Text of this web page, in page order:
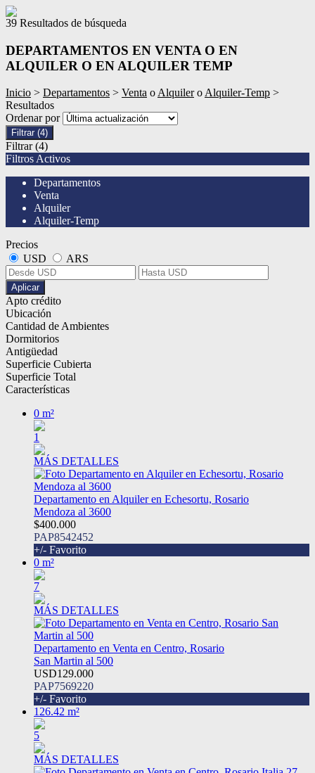
39 Resultados de búsqueda
DEPARTAMENTOS EN VENTA O EN
ALQUILER O EN ALQUILER TEMP
Inicio > Departamentos > Venta oAlquileroAlquiler-Temp >
Resultados
Ordenar por
Filtrar (4)
Filtrar (4)
Filtros Activos
Departamentos
Venta
Alquiler
Alquiler-Temp
Precios
USD
ARS
Aplicar
Apto crédito
Ubicación
Cantidad de Ambientes
Dormitorios
Antigüedad
Superficie Cubierta
Superficie Total
Características
0 m²
1
MÁS DETALLES
Departamento en Alquiler en Echesortu, Rosario
Mendoza al 3600
$400.000
PAP8542452
+/- Favorito
0 m²
7
MÁS DETALLES
Departamento en Venta en Centro, Rosario
San Martin al 500
USD129.000
PAP7569220
+/- Favorito
126.42 m²
5
MÁS DETALLES